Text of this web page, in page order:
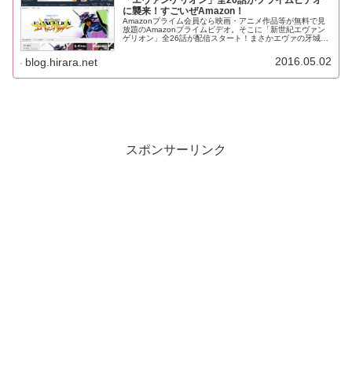
に襲来！すごいぜAmazon！
Amazonプライム会員なら映画・アニメ作品等が無料で見
放題のAmazonプライムビデオ。そこに「新世紀エヴァン
ゲリオン」全26話が配信スタート！まさかエヴァの牙城ま
blog.hirara.net 2016.05.02
スポンサーリンク